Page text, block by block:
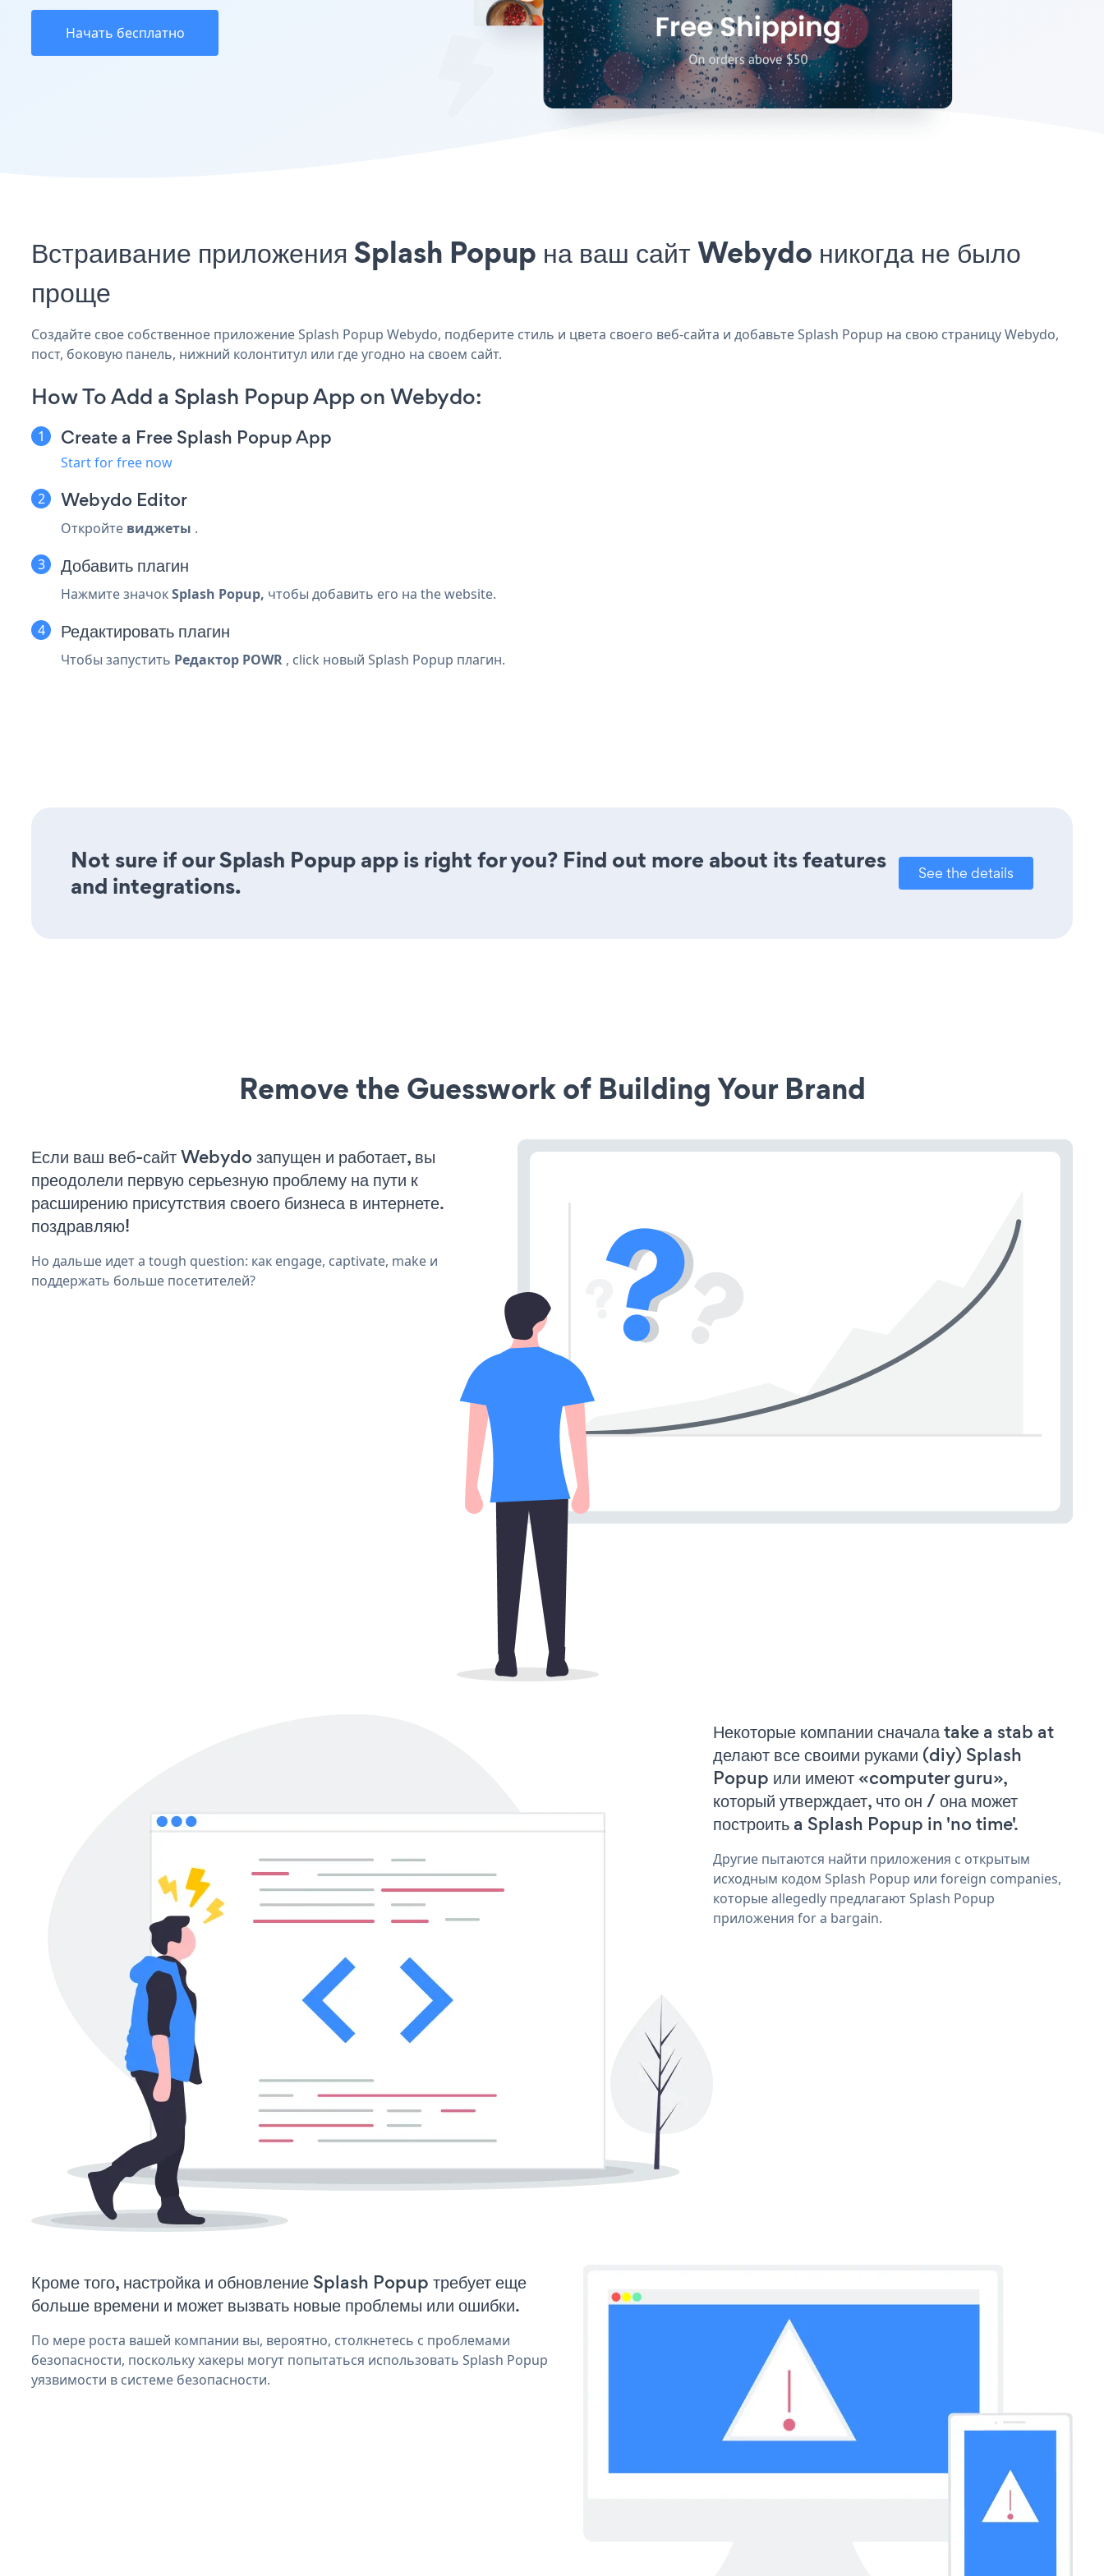
Начать бесплатно
Встраивание приложения Splash Popup на ваш сайт Webydo никогда не было
проще
Создайте свое собственное приложение Splash Popup Webydo, подберите стиль и цвета своего веб-сайта и добавьте Splash Popup на свою страницу Webydo,
пост, боковую панель, нижний колонтитул или где угодно на своем сайт.
How To Add a Splash Popup App on Webydo:
Create a Free Splash Popup App
Start for free now
Webydo Editor
Откройте виджеты .
Добавить плагин
Нажмите значокSplash Popup, чтобы добавить его на the website.
Редактировать плагин
Чтобы запустить Редактор POWR , click новый Splash Popup плагин.
Not sure if our Splash Popup app is right for you? Find out more about its features
and integrations.
See the details
Remove the Guesswork of Building Your Brand
Если ваш веб-сайт Webydo запущен и работает, вы
преодолели первую серьезную проблему на пути к
расширению присутствия своего бизнеса в интернете.
поздравляю!
Но дальше идет a tough question: как engage, captivate, make и
поддержать больше посетителей?
Некоторые компании сначала take a stab at
делают все своими руками (diy) Splash
Popup или имеют «computer guru»,
который утверждает, что он / она может
построить a Splash Popup in 'no time'.
Другие пытаются найти приложения с открытым
исходным кодом Splash Popup или foreign companies,
которые allegedly предлагают Splash Popup
приложения for a bargain.
Кроме того, настройка и обновление Splash Popup требует еще
больше времени и может вызвать новые проблемы или ошибки.
По мере роста вашей компании вы, вероятно, столкнетесь с проблемами
безопасности, поскольку хакеры могут попытаться использовать Splash Popup
уязвимости в системе безопасности.